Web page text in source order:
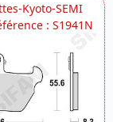
Kyoto-SEMI
: S1941N